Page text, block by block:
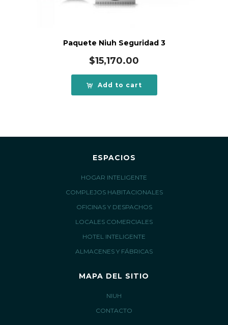
Paquete Niuh Seguridad 3
$15,170.00
Add to cart
ESPACIOS
HOGAR INTELIGENTE
COMPLEJOS HABITACIONALES
OFICINAS Y DESPACHOS
LOCALES COMERCIALES
HOTEL INTELIGENTE
ALMACENES Y FÁBRICAS
MAPA DEL SITIO
NIUH
CONTACTO